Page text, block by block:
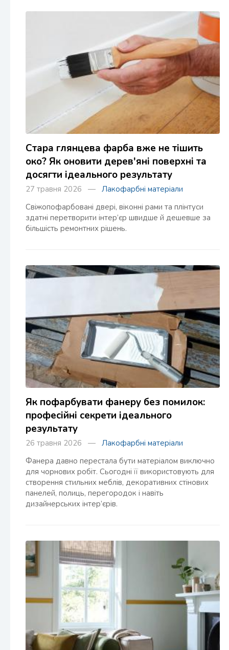
Стара глянцева фарба вже не тішить
око? Як оновити дерев'яні поверхні та
досягти ідеального результату
27 травня 2026 — Лакофарбні матеріали
Свіжопофарбовані двері, віконні рами та плінтуси
здатні перетворити інтер’єр швидше й дешевше за
більшість ремонтних рішень.
Як пофарбувати фанеру без помилок:
професійні секрети ідеального
результату
26 травня 2026 — Лакофарбні матеріали
Фанера давно перестала бути матеріалом виключно
для чорнових робіт. Сьогодні її використовують для
створення стильних меблів, декоративних стінових
панелей, полиць, перегородок і навіть
дизайнерських інтер’єрів.